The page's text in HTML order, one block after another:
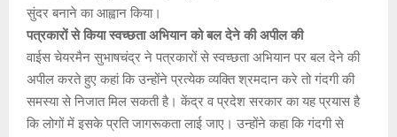
सुंदर बनाने का आह्वान किया।
पत्रकारों से किया स्वच्छता अभियान को बल देने की अपील की
वाईस चेयरमैन सुभाषचंद्र ने पत्रकारों से स्वच्छता अभियान पर बल देने की
अपील करते हुए कहां कि उन्होंने प्रत्येक व्यक्ति श्रमदान करे तो गंदगी की
समस्या से निजात मिल सकती है। केंद्र व प्रदेश सरकार का यह प्रयास है
कि लोगों में इसके प्रति जागरूकता लाई जाए। उन्होंने कहा कि गंदगी से